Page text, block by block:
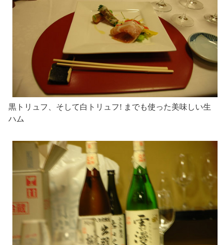
黒トリュフ、そして白トリュフ! までも使った美味しい生
ハム